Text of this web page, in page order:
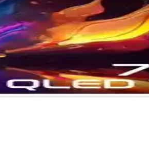
deneyim sağlar. Sorunlar ve çözümler
ile akıllı ve kullanışlıdır, evinizde